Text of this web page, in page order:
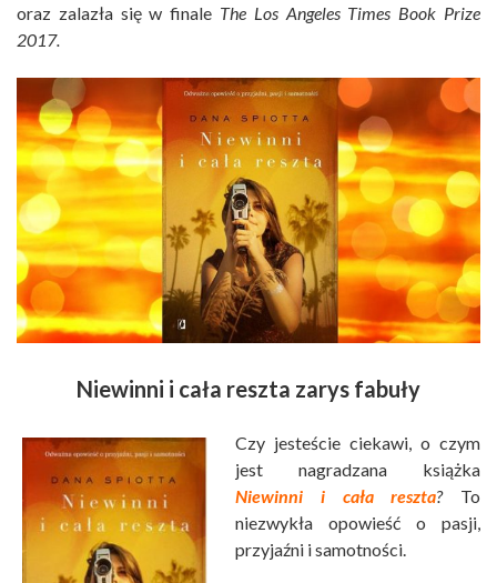
oraz zalazła się w finale The Los Angeles Times Book Prize
2017.
Niewinni i cała reszta zarys fabuły
Czy jesteście ciekawi, o czym
jest nagradzana książka
Niewinni i cała reszta?To
niezwykła opowieść o pasji,
przyjaźni i samotności.